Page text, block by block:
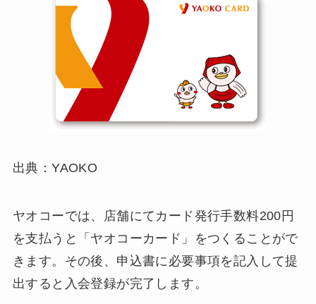
出典：YAOKO
ヤオコーでは、店舗にてカード発行手数料200円
を支払うと「ヤオコーカード」をつくることがで
きます。その後、申込書に必要事項を記入して提
出すると入会登録が完了します。